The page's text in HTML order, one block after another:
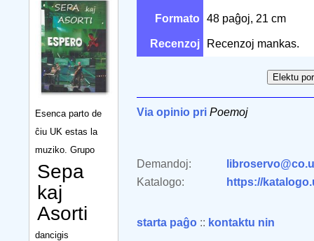
Esenca parto de
ĉiu UK estas la
muziko. Grupo
Sepa
kaj
Asorti
dancigis
Formato 48 paĝoj, 21 cm
Recenzoj Recenzoj mankas.
Via opinio pri Poemoj
Demandoj:
Katalogo:
https://
starta paĝo :: kontaktu nin